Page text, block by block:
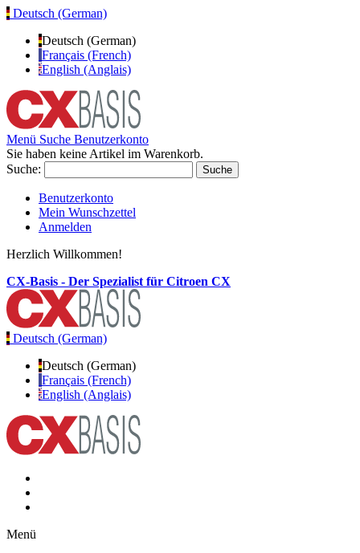
Deutsch (German)
Deutsch (German)
Français (French)
English (Anglais)
Menü Suche Benutzerkonto
Sie haben keine Artikel im Warenkorb.
Suche:
Suche
Benutzerkonto
Mein Wunschzettel
Anmelden
Herzlich Willkommen!
CX-Basis - Der Spezialist für Citroen CX
Deutsch (German)
Deutsch (German)
Français (French)
English (Anglais)
Menü